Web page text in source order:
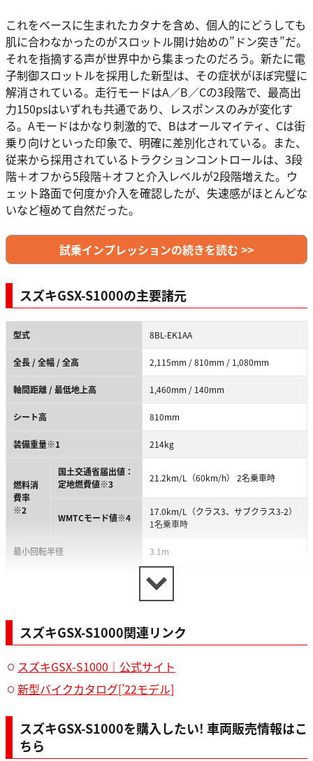
これをベースに生まれたカタナを含め、個人的にどうしても
肌に合わなかったのがスロットル開け始めの”ドン突き”だ。
それを指摘する声が世界中から集まったのだろう。新たに電
子制御スロットルを採用した新型は、その症状がほぼ完璧に
解消されている。走行モードはA／B／Cの3段階で、最高出
力150psはいずれも共通であり、レスポンスのみが変化す
る。Aモードはかなり刺激的で、Bはオールマイティ、Cは街
乗り向けといった印象で、明確に差別化されている。また、
従来から採用されているトラクションコントロールは、3段
階＋オフから5段階＋オフと介入レベルが2段階増えた。ウ
ェット路面で何度か介入を確認したが、失速感がほとんどな
いなど極めて自然だった。
試乗インプレッションの続きを読む >>
スズキGSX-S1000の主要諸元
型式 8BL-EK1AA
全長 / 全幅 / 全高 2,115mm / 810mm / 1,080mm
軸間距離 / 最低地上高 1,460mm / 140mm
シート高 810mm
装備重量※1 214kg
燃料消
費率
※2
国土交通省届出値：
定地燃費値※3
21.2km/L（60km/h） 2名乗車時
WMTCモード値※4
17.0km/L（クラス3、サブクラス3-2）
1名乗車時
最小回転半径 3.1m
DTB1・水冷・4サイクル・直列4気筒 /
DOHC・4バルブ
内径×行程 / 圧縮比 73.4mm × 59.0mm / 12.2
最高出力※5 110kW〈150PS〉 / 11,000rpm
燃料供給装置 フューエルインジェクションシステム
始動方式
スズキGSX-S1000関連リンク
スズキGSX-S1000｜公式サイト
新型バイクカタログ[’22モデル]
スズキGSX-S1000を購入したい! 車両販売情報はこ
ちら